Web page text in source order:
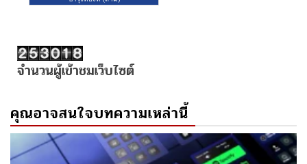
จำนวนผู้เข้าชมเว็บไซต์
คุณอาจสนใจบทความเหล่านี้